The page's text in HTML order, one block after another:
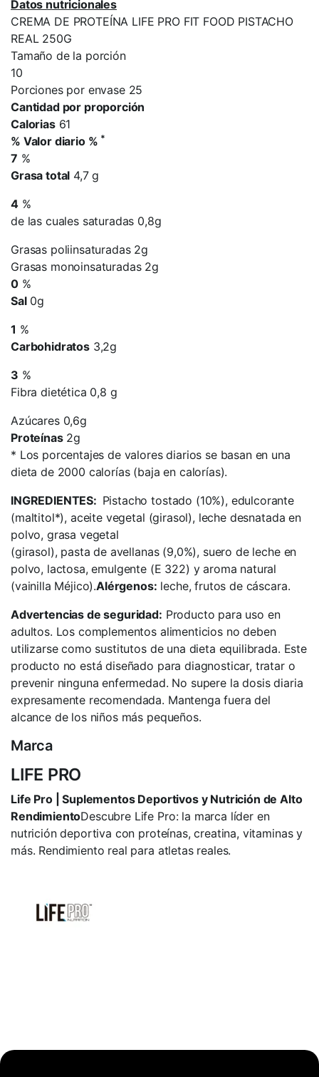
Datos nutricionales
CREMA DE PROTEÍNA LIFE PRO FIT FOOD PISTACHO
REAL 250G
Tamaño de la porción
10
Porciones por envase 25
Cantidad por proporción
Calorias61
% Valor diario % *
7 %
Grasa total 4,7 g
4%
de las cuales saturadas 0,8g
Grasas poliinsaturadas 2g
Grasas monoinsaturadas 2g
0%
Sal0g
1 %
Carbohidratos3,2g
3 %
Fibra dietética 0,8 g
Azúcares 0,6g
Proteínas2g
* Los porcentajes de valores diarios se basan en una
dieta de 2000 calorías (baja en calorías).
INGREDIENTES: Pistacho tostado (10%), edulcorante
(maltitol*), aceite vegetal (girasol), leche desnatada en
polvo, grasa vegetal
(girasol), pasta de avellanas (9,0%), suero de leche en
polvo, lactosa, emulgente (E 322) y aroma natural
(vainilla Méjico).Alérgenos: leche, frutos de cáscara.
Advertencias de seguridad: Producto para uso en
adultos. Los complementos alimenticios no deben
utilizarse como sustitutos de una dieta equilibrada. Este
producto no está diseñado para diagnosticar, tratar o
prevenir ninguna enfermedad. No supere la dosis diaria
expresamente recomendada. Mantenga fuera del
alcance de los niños más pequeños.
Marca
LIFE PRO
Life Pro | Suplementos Deportivos y Nutrición de Alto
RendimientoDescubre Life Pro: la marca líder en
nutrición deportiva con proteínas, creatina, vitaminas y
más. Rendimiento real para atletas reales.